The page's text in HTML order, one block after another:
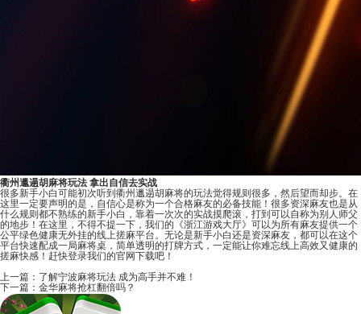
衢州邋遢胡麻将玩法 拿出自信去实战
很多新手小白可能初次听到衢州邋遢胡麻将的玩法觉得规则很多，然后望而却步。在
这里一定要声明的是，自信心是称为一个合格麻友的必备技能！很多资深麻友也是从
什么规则都不熟练的新手小白，靠着一次次的实战摸爬滚，打到可以自称为别人师父
的地步！在这里，不得不提一下，我们的 《浙江游戏大厅》 可以为所有麻友提供一个
公平绿色健康无外挂的线上搓麻平台。无论是新手小白还是资深麻友，都可以在这个
平台快速配成一局麻将桌，简单透明的打牌方式，一定能让你难忘线上高效又健康的
搓麻快感！赶快登录我们的官网下载吧！
上一篇： 了解宁波麻将玩法 成为高手并不难！
下一篇： 金华麻将抢杠翻倍吗？